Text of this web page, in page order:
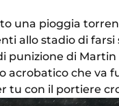
una pioggia
allo stadio di
punizione di
acrobatico che va
tu con il portiere